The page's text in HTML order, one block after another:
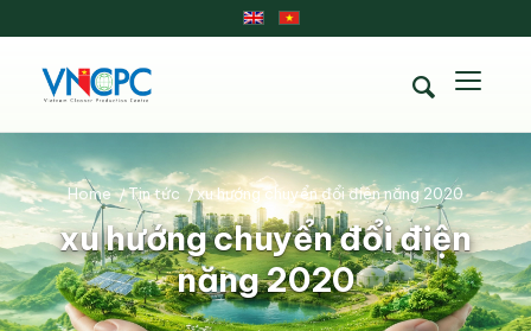
xu hướng chuyển đổi điện
năng 2020
Home /Tin tức /xu hướng chuyển đổi điện năng 2020